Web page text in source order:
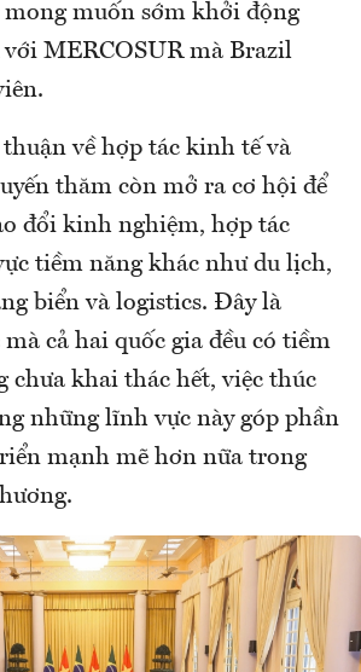
muốn sớm khởi động
MERCOSUR mà Brazil
về hợp tác kinh tế và
thăm còn mở ra cơ hội để
đổi kinh nghiệm, hợp tác
tiềm năng khác như du lịch,
biển và logistics. Đây là
cả hai quốc gia đều có tiềm
chưa khai thác hết, việc thúc
những lĩnh vực này góp phần
mạnh mẽ hơn nữa trong